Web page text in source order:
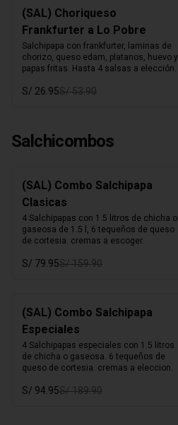
(SAL) Choriqueso
Frankfurter a Lo Pobre
Salchipapa con frankfurter, laminas de
chorizo, queso edam, platanos, huevo y
papas fritas. Hasta 4 salsas a elección.
S/ 26.95S/ 53.90
Salchicombos
(SAL) Combo Salchipapa
Clasicas
4 Salchipapas con 1.5 litros de chicha o
gaseosa de 1.5 l, 6 tequeños de queso
de cortesia. cremas a escoger.
S/ 79.95S/ 159.90
(SAL) Combo Salchipapa
Especiales
4 Salchipapas especiales con 1.5 litros
de chicha o gaseosa. 6 tequeños de
queso de cortesia. cremas a eleccion.
S/ 94.95S/ 189.90